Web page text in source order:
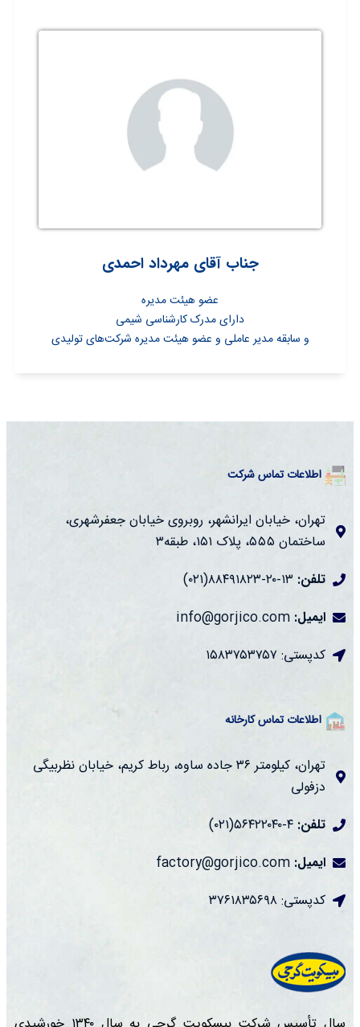
جناب آقای مهرداد احمدی
عضو هیئت مدیره
دارای مدرک کارشناسی شیمی
و سابقه مدیر عاملی و عضو هیئت مدیره شرکت‌های تولیدی
اطلاعات تماس شرکت
تهران، خیابان ایرانشهر، روبروی خیابان جعفرشهری،
ساختمان ۵۵۵، پلاک ۱۵۱، طبقه۳
تلفن: ۱۳-۲۰-۸۸۴۹۱۸۲۳(۰۲۱)
ایمیل: info@gorjico.com
کدپستی: ۱۵۸۳۷۵۳۷۵۷
اطلاعات تماس کارخانه
تهران، کیلومتر ۳۶ جاده ساوه، رباط کریم، خیابان نظربیگی
دزفولی
تلفن:
ایمیل:
کدپستی: ۳۷۶۱۸۳۵۶۹۸